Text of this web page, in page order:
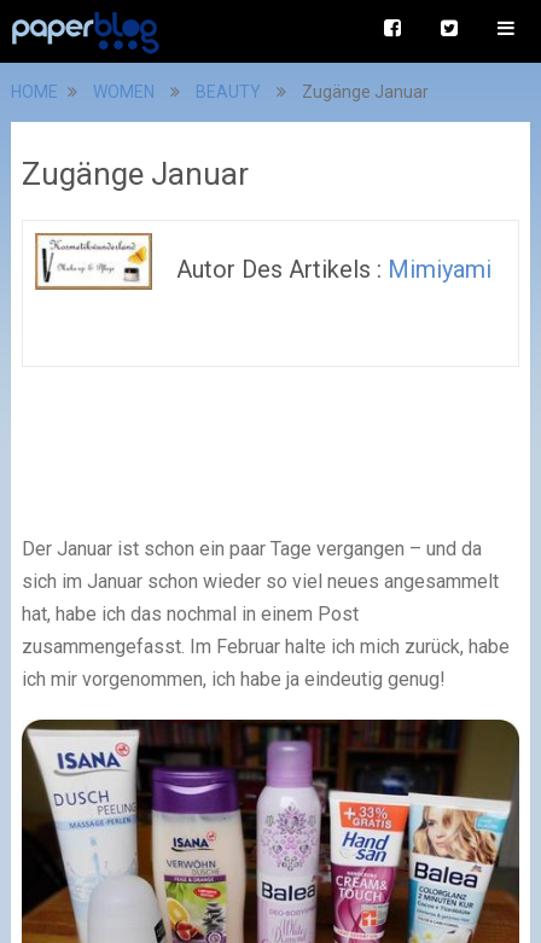
HOME WOMEN BEAUTY Zugänge Januar
Zugänge Januar
Autor Des Artikels : Mimiyami
Der Januar ist schon ein paar Tage vergangen – und da
sich im Januar schon wieder so viel neues angesammelt
hat, habe ich das nochmal in einem Post
zusammengefasst. Im Februar halte ich mich zurück, habe
ich mir vorgenommen, ich habe ja eindeutig genug!